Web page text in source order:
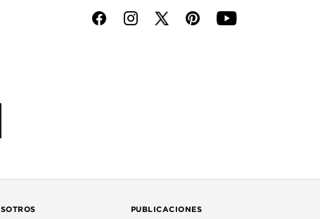
f i p y
PUBLICACIONES